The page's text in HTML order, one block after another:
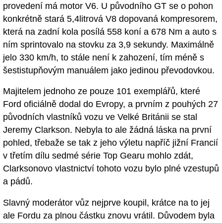
provedení má motor V6. U původního GT se o pohon
konkrétně stará 5,4litrová V8 dopovaná kompresorem,
která na zadní kola posílá 558 koní a 678 Nm a auto s
ním sprintovalo na stovku za 3,9 sekundy. Maximálně
jelo 330 km/h, to stále není k zahození, tím méně s
šestistupňovým manuálem jako jedinou převodovkou.
Majitelem jednoho ze pouze 101 exemplářů, které
Ford oficiálně dodal do Evropy, a prvním z pouhých 27
původních vlastníků vozu ve Velké Británii se stal
Jeremy Clarkson. Nebyla to ale žádná láska na první
pohled, třebaže se tak z jeho výletu napříč jižní Francií
v třetím dílu sedmé série Top Gearu mohlo zdát,
Clarksonovo vlastnictví tohoto vozu bylo plné vzestupů
a pádů.
Slavný moderátor vůz nejprve koupil, krátce na to jej
ale Fordu za plnou částku znovu vrátil. Důvodem byla